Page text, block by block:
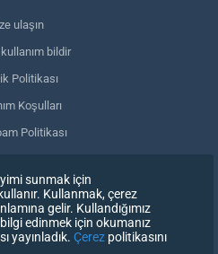
ulaşın
bildir
Politikası
Koşulları
Politikası
sil
geri çekin
sunmak için
Kullanmak, çerez
gelir. Kullandığımız
edinmek için okumanız
yayınladık. Çerez politikasını